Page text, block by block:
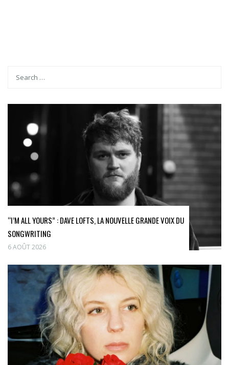
“I’M ALL YOURS” : DAVE LOFTS, LA NOUVELLE GRANDE VOIX DU
SONGWRITING
6 AOÛT 2026